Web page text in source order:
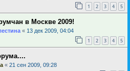
1 2 3 4 5
в Москве 2009!
« 13 дек 2009, 04:04
1 2 3 4 5
« 21 сен 2009, 09:28